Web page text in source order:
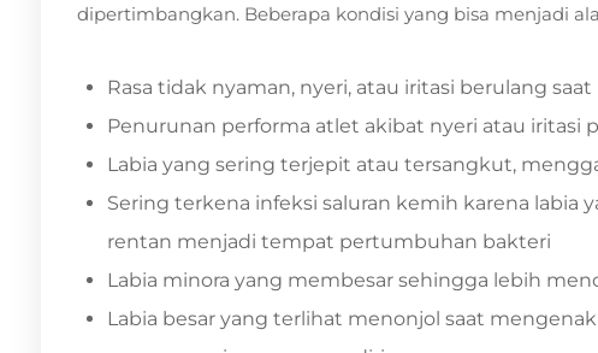
dipertimbangkan. Beberapa kondisi yang bisa menjadi
Rasa tidak nyaman, nyeri, atau iritasi berulang
Penurunan performa atlet akibat nyeri atau iritasi
Labia yang sering terjepit atau tersangkut,
Sering terkena infeksi saluran kemih karena labia
rentan menjadi tempat pertumbuhan bakteri
Labia minora yang membesar sehingga lebih
Labia besar yang terlihat menonjol saat